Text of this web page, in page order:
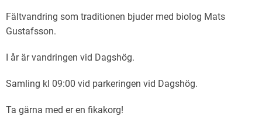
Fältvandring som traditionen bjuder med biolog Mats
Gustafsson.
I år är vandringen vid Dagshög.
Samling kl 09:00 vid parkeringen vid Dagshög.
Ta gärna med er en fikakorg!